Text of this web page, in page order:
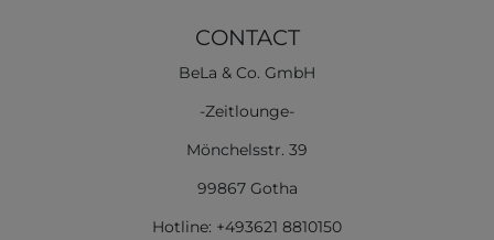
CONTACT
BeLa & Co. GmbH
-Zeitlounge-
Mönchelsstr. 39
99867 Gotha
Hotline: +493621 8810150